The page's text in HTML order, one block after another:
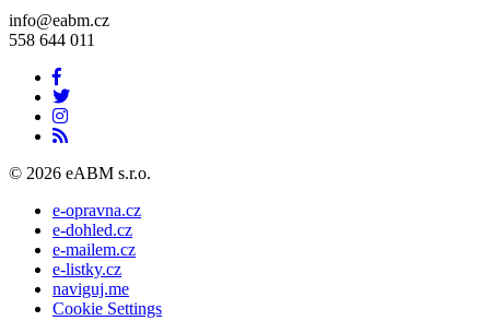
info@eabm.cz
558 644 011
© 2026 eABM s.r.o.
e-opravna.cz
e-dohled.cz
e-mailem.cz
e-listky.cz
naviguj.me
Cookie Settings